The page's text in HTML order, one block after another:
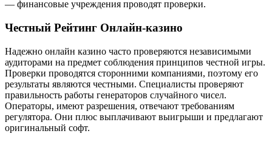
— финансовые учреждения проводят проверки.
Честный Рейтинг Онлайн-казино
Надежно онлайн казино часто проверяются независимыми
аудиторами на предмет соблюдения принципов честной игры.
Проверки проводятся сторонними компаниями, поэтому его
результаты являются честными. Специалисты проверяют
правильность работы генераторов случайного чисел.
Операторы, имеют разрешения, отвечают требованиям
регулятора. Они плюс выплачивают выигрыши и предлагают
оригинальный софт.